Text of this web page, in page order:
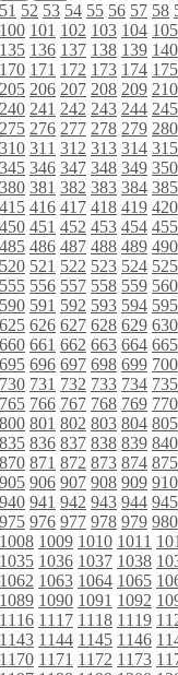
51 52 53 54 55 56 57 58
100 101 102 103 104 105
135 136 137 138 139 140
170 171 172 173 174 175
205 206 207 208 209 210
240 241 242 243 244 245
275 276 277 278 279 280
310 311 312 313 314 315
345 346 347 348 349 350
380 381 382 383 384 385
415 416 417 418 419 420
450 451 452 453 454 455
485 486 487 488 489 490
520 521 522 523 524 525
555 556 557 558 559 560
590 591 592 593 594 595
625 626 627 628 629 630
660 661 662 663 664 665
695 696 697 698 699 700
730 731 732 733 734 735
765 766 767 768 769 770
800 801 802 803 804 805
835 836 837 838 839 840
870 871 872 873 874 875
905 906 907 908 909 910
940 941 942 943 944 945
975 976 977 978 979 980
1008 1009 1010 1011
1035 1036 1037 1038
1062 1063 1064 1065
1089 1090 1091 1092
1116 1117 1118 1119
1143 1144 1145 1146
1170 1171 1172 1173